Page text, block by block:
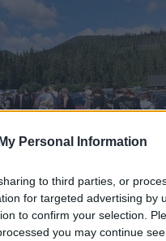
Personal Information
to third parties, or
for targeted advertising by
to confirm your selection.
you may continue
zwrot w pogodzie